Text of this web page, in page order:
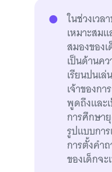
ในช่วงเวล
เหมาะสม
สมองของ
เป็นด้านค
เรียนปนเล่
เจ้าของกา
พูดถึงและ
การศึกษา
รูปแบบกา
การตั้งคำ
ของเด็กจ